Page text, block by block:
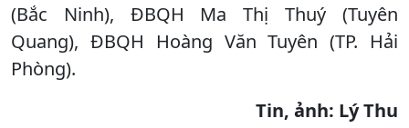
(Bắc Ninh), ĐBQH Ma Thị Thuý (Tuyên
Quang), ĐBQH Hoàng Văn Tuyên (TP. Hải
Phòng).
Tin, ảnh: Lý Thu